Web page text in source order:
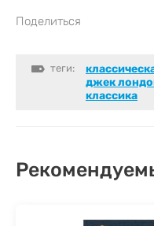
Поделиться
теги:
джек
классика